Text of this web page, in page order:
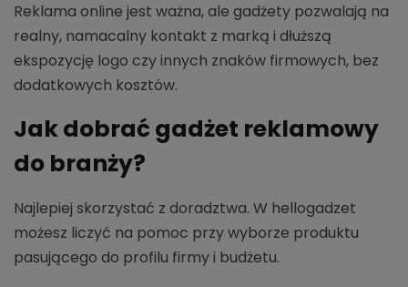
Reklama online jest ważna, ale gadżety pozwalają na
realny, namacalny kontakt z marką i dłuższą
ekspozycję logo czy innych znaków firmowych, bez
dodatkowych kosztów.
Jak dobrać gadżet reklamowy
do branży?
Najlepiej skorzystać z doradztwa. W hellogadzet
możesz liczyć na pomoc przy wyborze produktu
pasującego do profilu firmy i budżetu.